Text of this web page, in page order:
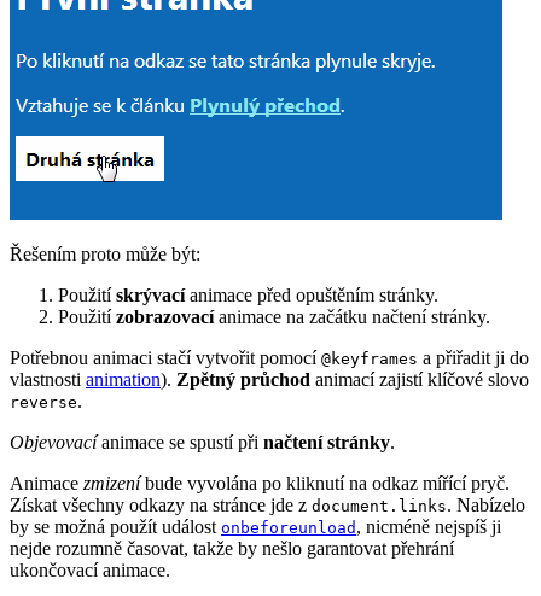
Řešením proto může být:
Použitískrývacíanimace před opuštěním stránky.
Použitízobrazovacíanimace na začátku načtení stránky.
Potřebnou animaci stačí vytvořit pomocí @keyframes a přiřadit ji do
vlastnosti animation). Zpětný průchod animací zajistí klíčové slovo
reverse.
Objevovacíanimace se spustí při načtení stránky.
Animace zmizeníbude vyvolána po kliknutí na odkaz mířící pryč.
Získat všechny odkazy na stránce jde z document.links. Nabízelo
by se možná použít událost onbeforeunload , nicméně nejspíš ji
nejde rozumně časovat, takže by nešlo garantovat přehrání
ukončovací animace.